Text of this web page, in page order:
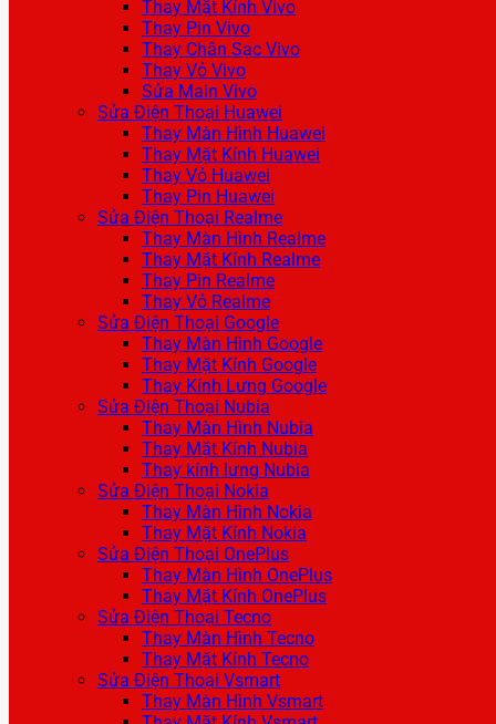
Thay Mặt Kính Vivo
Thay Pin Vivo
Thay Chân Sạc Vivo
Thay Vỏ Vivo
Sửa Main Vivo
Sửa Điện Thoại Huawei
Thay Màn Hình Huawei
Thay Mặt Kính Huawei
Thay Vỏ Huawei
Thay Pin Huawei
Sửa Điện Thoại Realme
Thay Màn Hình Realme
Thay Mặt Kính Realme
Thay Pin Realme
Thay Vỏ Realme
Sửa Điện Thoại Google
Thay Màn Hình Google
Thay Mặt Kính Google
Thay Kính Lưng Google
Sửa Điện Thoại Nubia
Thay Màn Hình Nubia
Thay Mặt Kính Nubia
Thay kính lưng Nubia
Sửa Điện Thoại Nokia
Thay Màn Hình Nokia
Thay Mặt Kính Nokia
Sửa Điện Thoại OnePlus
Thay Màn Hình OnePlus
Thay Mặt Kính OnePlus
Sửa Điện Thoại Tecno
Thay Màn Hình Tecno
Thay Mặt Kính Tecno
Sửa Điện Thoại Vsmart
Thay Màn Hình Vsmart